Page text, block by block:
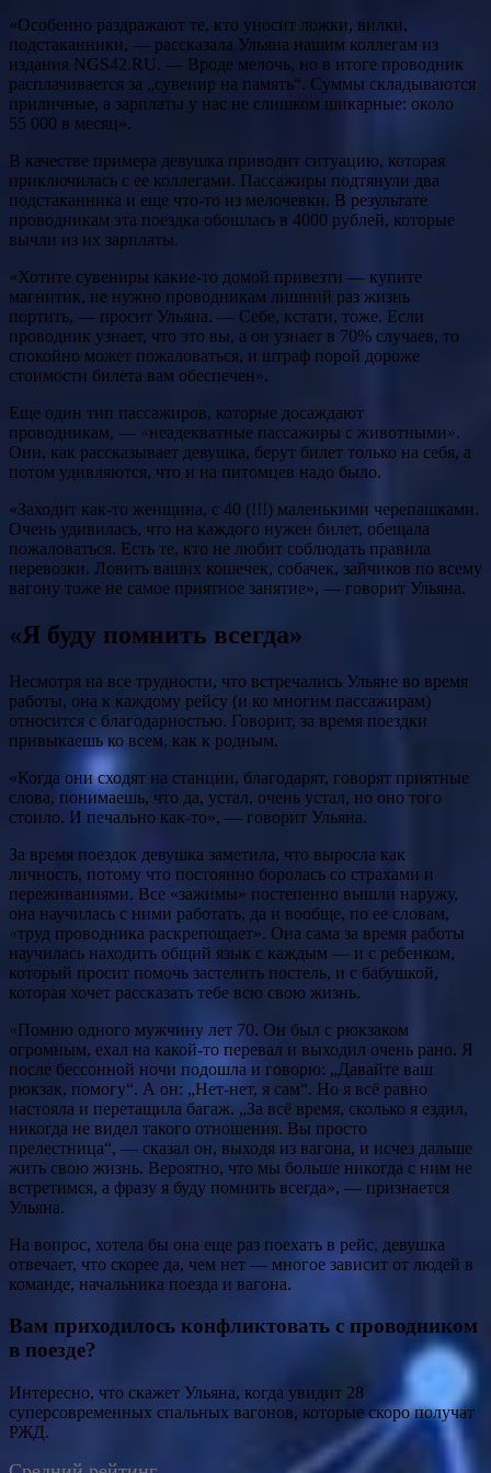
«Особенно раздражают те, кто уносит ложки, вилки,
подстаканники, — рассказала Ульяна нашим коллегам из
издания NGS42.RU. — Вроде мелочь, но в итоге проводник
расплачивается за „сувенир на память“. Суммы складываются
приличные, а зарплаты у нас не слишком шикарные: около
55 000 в месяц».
В качестве примера девушка приводит ситуацию, которая
приключилась с ее коллегами. Пассажиры подтянули два
подстаканника и еще что-то из мелочевки. В результате
проводникам эта поездка обошлась в 4000 рублей, которые
вычли из их зарплаты.
«Хотите сувениры какие-то домой привезти — купите
магнитик, не нужно проводникам лишний раз жизнь
портить, — просит Ульяна. — Себе, кстати, тоже. Если
проводник узнает, что это вы, а он узнает в 70% случаев, то
спокойно может пожаловаться, и штраф порой дороже
стоимости билета вам обеспечен».
Еще один тип пассажиров, которые досаждают
проводникам, — «неадекватные пассажиры с животными».
Они, как рассказывает девушка, берут билет только на себя, а
потом удивляются, что и на питомцев надо было.
«Заходит как-то женщина, с 40 (!!!) маленькими черепашками.
Очень удивилась, что на каждого нужен билет, обещала
пожаловаться. Есть те, кто не любит соблюдать правила
перевозки. Ловить ваших кошечек, собачек, зайчиков по всему
вагону тоже не самое приятное занятие», — говорит Ульяна.
«Я буду помнить всегда»
Несмотря на все трудности, что встречались Ульяне во время
работы, она к каждому рейсу (и ко многим пассажирам)
относится с благодарностью. Говорит, за время поездки
привыкаешь ко всем, как к родным.
«Когда они сходят на станции, благодарят, говорят приятные
слова, понимаешь, что да, устал, очень устал, но оно того
стоило. И печально как-то», — говорит Ульяна.
За время поездок девушка заметила, что выросла как
личность, потому что постоянно боролась со страхами и
переживаниями. Все «зажимы» постепенно вышли наружу,
она научилась с ними работать, да и вообще, по ее словам,
«труд проводника раскрепощает». Она сама за время работы
научилась находить общий язык с каждым — и с ребенком,
который просит помочь застелить постель, и с бабушкой,
которая хочет рассказать тебе всю свою жизнь.
«Помню одного мужчину лет 70. Он был с рюкзаком
огромным, ехал на какой-то перевал и выходил очень рано. Я
после бессонной ночи подошла и говорю: „Давайте ваш
рюкзак, помогу“. А он: „Нет-нет, я сам“. Но я всё равно
настояла и перетащила багаж. „За всё время, сколько я ездил,
никогда не видел такого отношения. Вы просто
прелестница“, — сказал он, выходя из вагона, и исчез дальше
жить свою жизнь. Вероятно, что мы больше никогда с ним не
встретимся, а фразу я буду помнить всегда», — признается
Ульяна.
На вопрос, хотела бы она еще раз поехать в рейс, девушка
отвечает, что скорее да, чем нет — многое зависит от людей в
команде, начальника поезда и вагона.
Вам приходилось конфликтовать с проводником
в поезде?
Интересно, что скажет Ульяна, когда увидит 28
суперсовременных спальных вагонов, которые скоро получат
РЖД.